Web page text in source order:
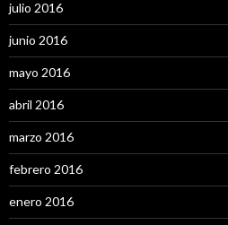
julio 2016
junio 2016
mayo 2016
abril 2016
marzo 2016
febrero 2016
enero 2016